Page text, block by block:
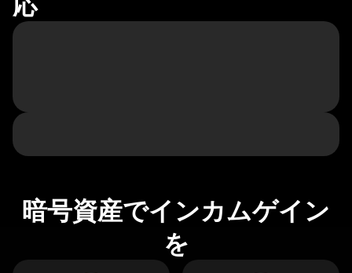
暗号資産でインカムゲイン
を